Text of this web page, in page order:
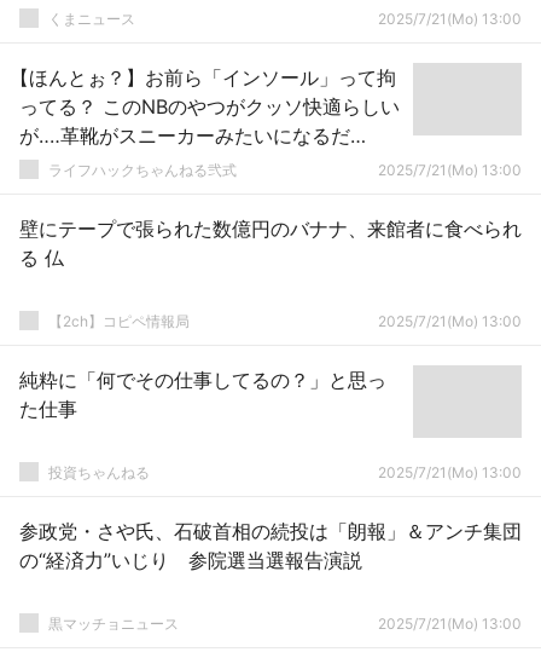
凍の方が高くない？
くまニュース 2025/7/21(Mo) 13:00
【ほんとぉ？】お前ら「インソール」って拘
ってる？ このNBのやつがクッソ快適らしい
が‥‥革靴がスニーカーみたいになるだ
と！？ライフハックちゃんねる弐式 2025/7/21(Mo) 13:00
壁にテープで張られた数億円のバナナ、来館者に食べられ
る 仏
【2ch】コピペ情報局 2025/7/21(Mo) 13:00
純粋に「何でその仕事してるの？」と思っ
た仕事
投資ちゃんねる 2025/7/21(Mo) 13:00
参政党・さや氏、石破首相の続投は「朗報」＆アンチ集団
の“経済力”いじり 参院選当選報告演説
黒マッチョニュース 2025/7/21(Mo) 13:00